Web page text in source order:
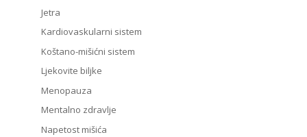
Jetra
Kardiovaskularni sistem
Koštano-mišićni sistem
Ljekovite biljke
Menopauza
Mentalno zdravlje
Napetost mišića